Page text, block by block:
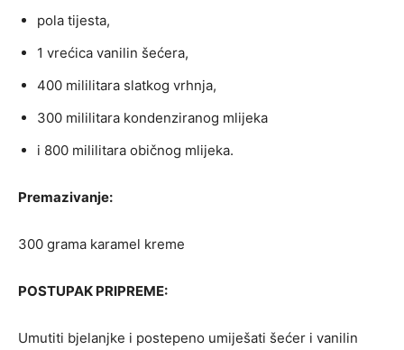
pola tijesta,
1 vrećica vanilin šećera,
400 mililitara slatkog vrhnja,
300 mililitara kondenziranog mlijeka
i 800 mililitara običnog mlijeka.
Premazivanje:
300 grama karamel kreme
POSTUPAK PRIPREME:
Umutiti bjelanjke i postepeno umiješati šećer i vanilin